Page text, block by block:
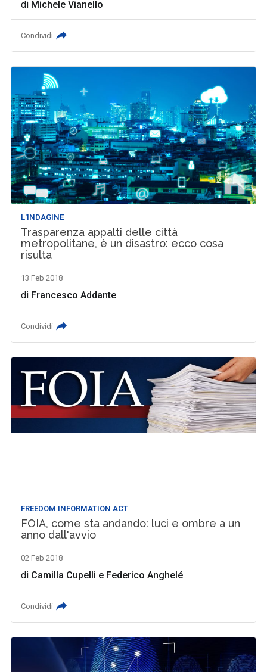
di Michele Vianello
Condividi
L'INDAGINE
Trasparenza appalti delle città
metropolitane, è un disastro: ecco cosa
risulta
13 Feb 2018
di Francesco Addante
Condividi
FREEDOM INFORMATION ACT
FOIA, come sta andando: luci e ombre a un
anno dall'avvio
02 Feb 2018
di Camilla Cupelli e Federico Anghelé
Condividi